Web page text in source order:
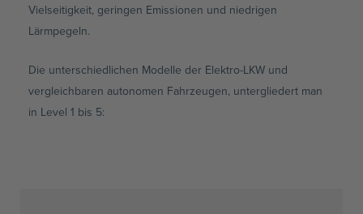
Vielseitigkeit, geringen Emissionen und niedrigen
Lärmpegeln.
Die unterschiedlichen Modelle der Elektro-LKW und
vergleichbaren autonomen Fahrzeugen, untergliedert man
in Level 1 bis 5: